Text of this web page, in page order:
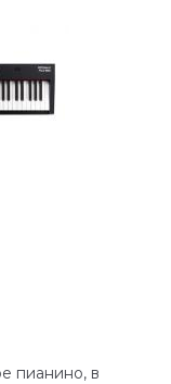
пианино, в